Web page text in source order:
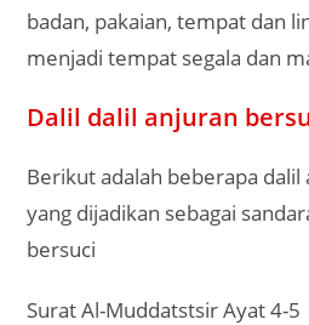
badan, pakaian, tempat dan
menjadi tempat segala dan
Dalil dalil anjuran
Berikut adalah beberapa dalil
yang dijadikan sebagai
bersuci
Surat Al-Muddatstsir Ayat 4-5